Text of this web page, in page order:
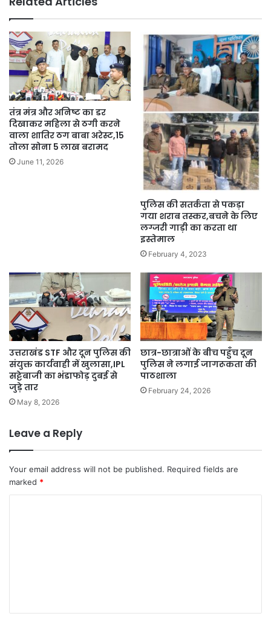
तंत्र मंत्र और अनिष्ट का डर
दिखाकर महिला से ठगी करने
वाला शातिर ठग बाबा अरेस्ट,15
तोला सोना 5 लाख बरामद
June 11, 2026
पुलिस की सतर्कता से पकड़ा
गया शराब तस्कर,बचने के लिए
लग्जरी गाड़ी का करता था
इस्तेमाल
February 4, 2023
उत्तराखंड STF और दून पुलिस की
संयुक्त कार्यवाही में खुलासा,IPL
सट्टेबाजी का भंडाफोड़ दुबई से
जुड़े तार
May 8, 2026
छात्र-छात्राओं के बीच पहुँच दून
पुलिस ने लगाई जागरूकता की
पाठशाला
February 24, 2026
Leave a Reply
Your email address will not be published. Required fields are
marked *
t